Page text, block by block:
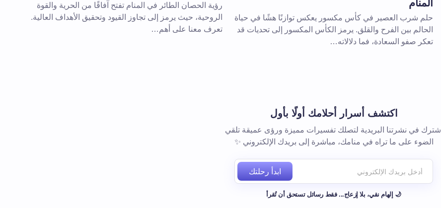
المنام
حلم شرب العصير في كأس مكسور يعكس توازنًا هشًا في حياة
الحالم بين الفرح والقلق. يرمز الكأس المكسور إلى تحديات قد
تعكر صفو السعادة، فما دلالاته…
رؤية الحصان الطائر في المنام تفتح آفاقًا من الحرية والقوة
الروحية، حيث يرمز إلى تجاوز القيود وتحقيق الأهداف العالية.
تعرف معنا على أهم…
اكتشف أسرار أحلامك أولًا بأول
اشترك في نشرتنا البريدية لتصلك تفسيرات مميزة ورؤى عميقة تلقي
الضوء على ما تراه في منامك، مباشرة إلى بريدك الإلكتروني ✨
ابدأ رحلتك
🌙 إلهام نقي، بلا إزعاج... فقط رسائل تستحق أن تُقرأ